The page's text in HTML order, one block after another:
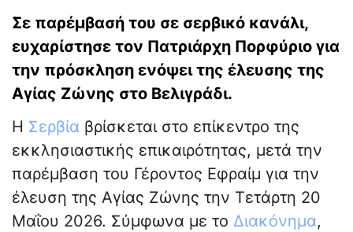
Σε παρέμβασή του σε σερβικό κανάλι,
ευχαρίστησε τον Πατριάρχη Πορφύριο για
την πρόσκληση ενόψει της έλευσης της
Αγίας Ζώνης στο Βελιγράδι.
Η Σερβία βρίσκεται στο επίκεντρο της
εκκλησιαστικής επικαιρότητας, μετά την
παρέμβαση του Γέροντος Εφραίμ για την
έλευση της Αγίας Ζώνης την Τετάρτη 20
Μαΐου 2026. Σύμφωνα με το Διακόνημα,